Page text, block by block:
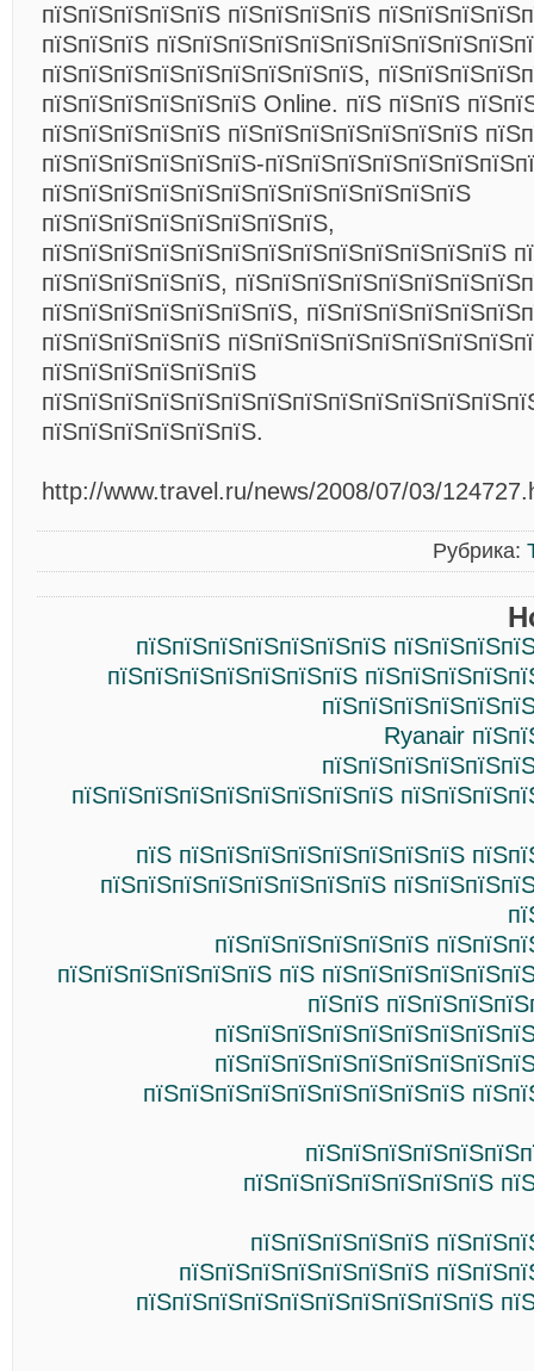
пїЅпїЅпїЅпїЅпїЅ пїЅпїЅпїЅпїЅ
пїЅпїЅпїЅ
пїЅпїЅпїЅпїЅпїЅпїЅпїЅпїЅпїЅ,
пїЅпїЅпїЅпїЅпїЅпїЅ Online. пїЅ пїЅпїЅ
пїЅпїЅпїЅпїЅпїЅ пїЅпїЅпїЅпїЅпїЅпїЅпїЅ
пїЅпїЅпїЅпїЅпїЅпїЅ-
пїЅпїЅпїЅпїЅпїЅпїЅпїЅпїЅпїЅпїЅпїЅпїЅ
пїЅпїЅпїЅпїЅпїЅпїЅпїЅпїЅ,
пїЅпїЅпїЅпїЅпїЅпїЅпїЅпїЅпїЅпїЅпїЅпїЅпїЅ
пїЅпїЅпїЅпїЅпїЅ,
пїЅпїЅпїЅпїЅпїЅпїЅпїЅ,
пїЅпїЅпїЅпїЅпїЅ
пїЅпїЅпїЅпїЅпїЅпїЅ
пїЅпїЅпїЅпїЅпїЅпїЅ.
http://www.travel.ru/news/2008/07/03/
Рубрика:
пїЅпїЅпїЅпїЅпїЅпїЅпїЅ
пїЅпїЅпїЅпїЅпїЅпїЅпїЅ
Ryanair
пїЅпїЅпїЅпїЅпїЅпїЅпїЅпїЅпїЅ
пїЅ пїЅпїЅпїЅпїЅпїЅпїЅпїЅпїЅ
пїЅпїЅпїЅпїЅпїЅпїЅпїЅпїЅ
пїЅпїЅпїЅпїЅпїЅпїЅ
пїЅпїЅпїЅпїЅпїЅпїЅ пїЅ
пїЅпїЅ
пїЅпїЅпїЅпїЅпїЅпїЅпїЅпїЅпїЅ
пїЅпїЅпїЅпїЅпїЅпїЅпїЅ
пїЅпїЅпїЅпїЅпїЅ
пїЅпїЅпїЅпїЅпїЅпїЅпїЅ
пїЅпїЅпїЅпїЅпїЅпїЅпїЅпїЅпїЅпїЅ